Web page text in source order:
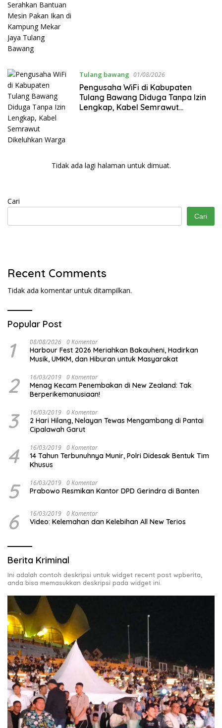
Tulang bawang 01/08/2026
Pengusaha WiFi di Kabupaten
Tulang Bawang Diduga Tanpa Izin
Lengkap, Kabel Semrawut
Tidak ada lagi halaman untuk dimuat.
Cari
Cari
Recent Comments
Tidak ada komentar untuk ditampilkan.
Popular Post
1 08/08/2026 0 Komentar
Harbour Fest 2026 Meriahkan Bakauheni, Hadirkan
Musik, UMKM, dan Hiburan untuk Masyarakat
2 16/03/2019 0 Komentar
Menag Kecam Penembakan di New Zealand: Tak
Berperikemanusiaan!
3 16/03/2019 0 Komentar
2 Hari Hilang, Nelayan Tewas Mengambang di Pantai
Cipalawah Garut
4 16/03/2019 0 Komentar
14 Tahun Terbunuhnya Munir, Polri Didesak Bentuk Tim
Khusus
5 16/03/2019 0 Komentar
Prabowo Resmikan Kantor DPD Gerindra di Banten
6 16/03/2019 0 Komentar
Video: Kelemahan dan Kelebihan All New Terios
Berita Kriminal
Ini adalah contoh deskripsi untuk widget recent post wpberita,
anda bisa memasukkan deskripsi pada widget ini.